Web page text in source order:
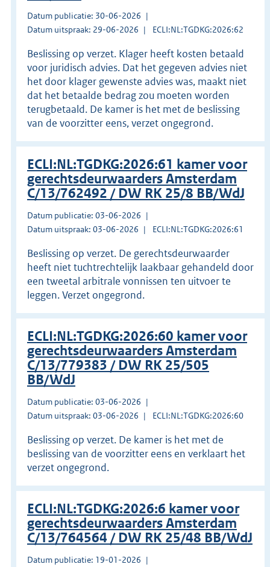
Datum publicatie: 30-06-2026
Datum uitspraak: 29-06-2026
ECLI:NL:TGDKG:2026:62
Beslissing op verzet. Klager heeft kosten betaald
voor juridisch advies. Dat het gegeven advies niet
het door klager gewenste advies was, maakt niet
dat het betaalde bedrag zou moeten worden
terugbetaald. De kamer is het met de beslissing
van de voorzitter eens, verzet ongegrond.
ECLI:NL:TGDKG:2026:61 kamer voor
gerechtsdeurwaarders Amsterdam
C/13/762492 / DW RK 25/8 BB/WdJ
Datum publicatie: 03-06-2026
Datum uitspraak: 03-06-2026
ECLI:NL:TGDKG:2026:61
Beslissing op verzet. De gerechtsdeurwaarder
heeft niet tuchtrechtelijk laakbaar gehandeld door
een tweetal arbitrale vonnissen ten uitvoer te
leggen. Verzet ongegrond.
ECLI:NL:TGDKG:2026:60 kamer voor
gerechtsdeurwaarders Amsterdam
C/13/779383 / DW RK 25/505
BB/WdJ
Datum publicatie: 03-06-2026
Datum uitspraak: 03-06-2026
ECLI:NL:TGDKG:2026:60
Beslissing op verzet. De kamer is het met de
beslissing van de voorzitter eens en verklaart het
verzet ongegrond.
ECLI:NL:TGDKG:2026:6 kamer voor
gerechtsdeurwaarders Amsterdam
C/13/764564 / DW RK 25/48 BB/WdJ
Datum publicatie: 19-01-2026